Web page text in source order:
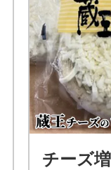
チーズ